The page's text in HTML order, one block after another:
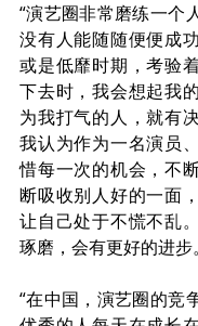
“演艺圈非常磨练一个
没有人能随随便便成
或是低靡时期，考验
下去时，我会想起我
为我打气的人，就有
我认为作为一名演员
惜每一次的机会，不
断吸收别人好的一面
让自己处于不慌不乱
琢磨，会有更好的进步
“在中国，演艺圈的竞